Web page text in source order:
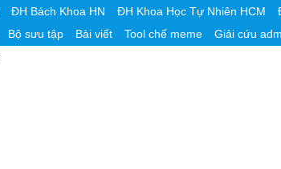
ĐH Bách Khoa HN ĐH Khoa Học Tự Nhiên HCM
Bộ sưu tập Bài viết Tool chế meme Giải cứu